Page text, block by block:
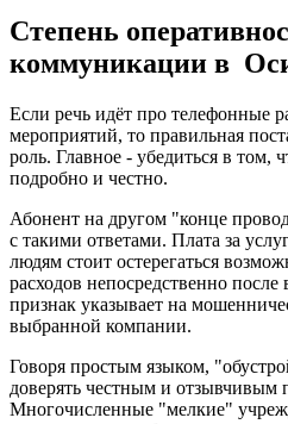
Степень
коммуникации в
Если речь идёт про телефонные
мероприятий, то правильная
роль. Главное - убедиться в том,
подробно и честно.
Абонент на другом "конце
с такими ответами. Плата за
людям стоит остерегаться
расходов непосредственно
признак указывает на
выбранной компании.
Говоря простым языком,
доверять честным и отзывчивым
Многочисленные "мелкие"